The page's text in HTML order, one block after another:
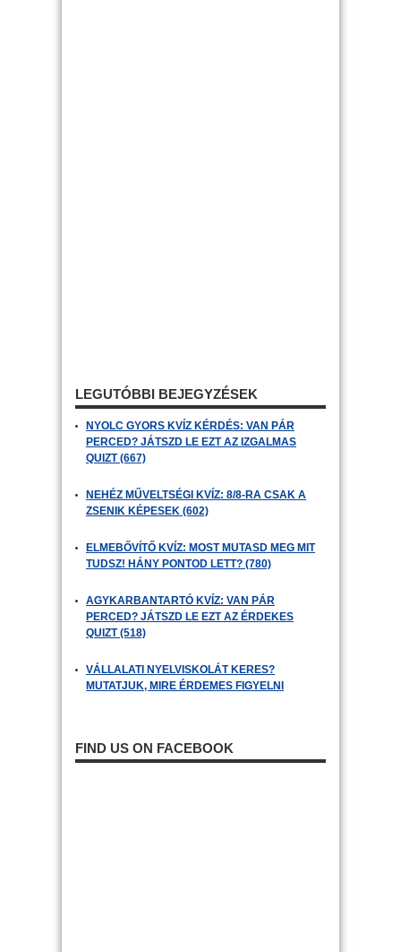
LEGUTÓBBI BEJEGYZÉSEK
NYOLC GYORS KVÍZ KÉRDÉS: VAN PÁR
PERCED? JÁTSZD LE EZT AZ IZGALMAS
QUIZT (667)
NEHÉZ MŰVELTSÉGI KVÍZ: 8/8-RA CSAK A
ZSENIK KÉPESEK (602)
ELMEBŐVÍTŐ KVÍZ: MOST MUTASD MEG MIT
TUDSZ! HÁNY PONTOD LETT? (780)
AGYKARBANTARTÓ KVÍZ: VAN PÁR
PERCED? JÁTSZD LE EZT AZ ÉRDEKES
QUIZT (518)
VÁLLALATI NYELVISKOLÁT KERES?
MUTATJUK, MIRE ÉRDEMES FIGYELNI
FIND US ON FACEBOOK